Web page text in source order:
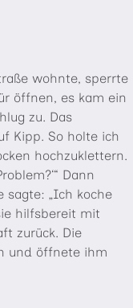
wohnte, sperrte
öffnen, es kam ein
zu. Das
Kipp. So holte ich
hochzuklettern.
Dann
sagte: „Ich koche
hilfsbereit mit
zurück. Die
und öffnete ihm